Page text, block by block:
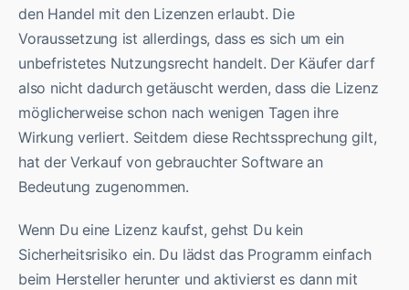
den Handel mit den Lizenzen erlaubt. Die
Voraussetzung ist allerdings, dass es sich um ein
unbefristetes Nutzungsrecht handelt. Der Käufer darf
also nicht dadurch getäuscht werden, dass die Lizenz
möglicherweise schon nach wenigen Tagen ihre
Wirkung verliert. Seitdem diese Rechtssprechung gilt,
hat der Verkauf von gebrauchter Software an
Bedeutung zugenommen.
Wenn Du eine Lizenz kaufst, gehst Du kein
Sicherheitsrisiko ein. Du lädst das Programm einfach
beim Hersteller herunter und aktivierst es dann mit